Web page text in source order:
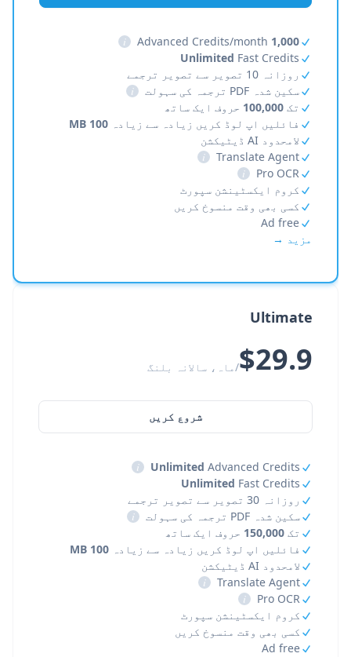
1,000
i
Unlimited Fast Credits
روزانہ 10 تصویر سے تصویر ترجمے
سکین شدہ PDF ترجمہ کی سہولت
i
تک 100,000 حروف ایک ساتھ
فائلیں اپ لوڈ کریں زیادہ سے زیادہ 100 MB
لامحدود AI ڈیٹیکشن
Translate Agent
i
Pro OCR
i
کروم ایکسٹینشن سپورٹ
کسی بھی وقت منسوخ کریں
Ad free
مزید →
Ultimate
$29.9/ماہ، سالانہ بلنگ
شروع کریں
Unlimited Advanced Credits
i
Unlimited Fast Credits
روزانہ 30 تصویر سے تصویر ترجمے
سکین شدہ PDF ترجمہ کی سہولت
i
تک 150,000 حروف ایک ساتھ
فائلیں اپ لوڈ کریں زیادہ سے زیادہ 100 MB
لامحدود AI ڈیٹیکشن
Translate Agent
i
Pro OCR
i
کروم ایکسٹینشن سپورٹ
کسی بھی وقت منسوخ کریں
Ad free